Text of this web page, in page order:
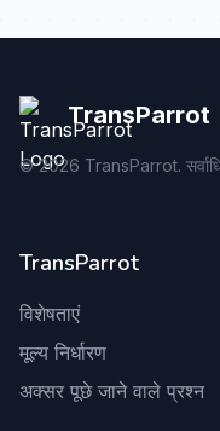
TransParrot
©2026 TransParrot.
TransParrot
विशेषताएं
मूल्य निर्धारण
अक्सर पूछे जाने वाले प्रश्न